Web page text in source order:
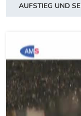
AUFSTIEG UND